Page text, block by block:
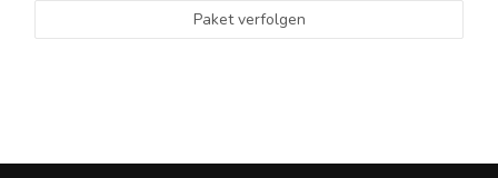
Paket verfolgen